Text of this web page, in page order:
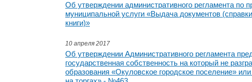
Об утверждении административного регламента по
муниципальной услуги «Выдача документов
книги)»
10 апреля 2017
Об утверждении Административного регламента
государственная собственность на который не
образования «Окуловское городское поселение»